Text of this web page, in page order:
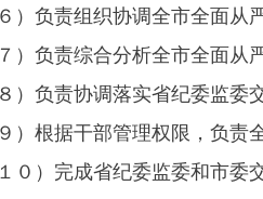
６）负责组织协调全市全面从
７）负责综合分析全市全面从
８）负责协调落实省纪委监委
９）根据干部管理权限，负
１０）完成省纪委监委和市委